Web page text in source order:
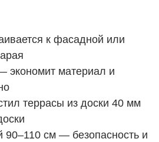
к фасадной или
экономит материал и
террасы из доски 40 мм
90–110 см — безопасность и